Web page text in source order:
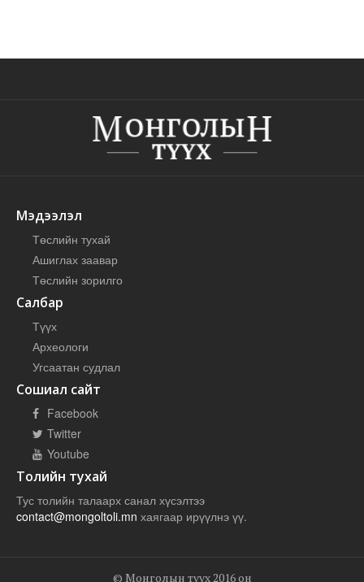
Мэдээлэл
Төслийн тухай
Ашиглах заавар
Төслийн зорилго
Салбар
Түүх
Археологи
Угсаатан судлал
Сошиал сайт
Facebook
Twitter
Youtube
Толийн тухай
Тус толийн талаарх санал хүсэлтээ
contact@mongoltoli.mn хаягаар ирүүлнэ үү.
© Монголын түүх 2016 он